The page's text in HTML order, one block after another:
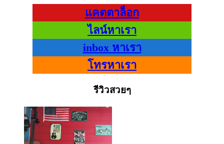
แคตตาล็อก
ไลน์หาเรา
inbox หาเรา
โทรหาเรา
รีวิวสวยๆ